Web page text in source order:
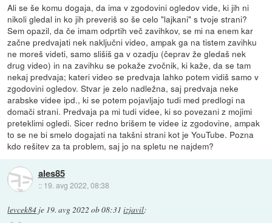
Ali se še komu dogaja, da ima v zgodovini ogledov vide, ki jih ni
nikoli gledal in ko jih preveriš so še celo "lajkani" s tvoje strani?
Sem opazil, da če imam odprtih več zavihkov, se mi na enem kar
začne predvajati nek naključni video, ampak ga na tistem zavihku
ne moreš videti, samo slišiš ga v ozadju (čeprav že gledaš nek
drug video) in na zavihku se pokaže zvočnik, ki kaže, da se tam
nekaj predvaja; kateri video se predvaja lahko potem vidiš samo v
zgodovini ogledov. Stvar je zelo nadležna, saj predvaja neke
arabske videe ipd., ki se potem pojavljajo tudi med predlogi na
domači strani. Predvaja pa mi tudi videe, ki so povezani z mojimi
preteklimi ogledi. Sicer redno brišem te videe iz zgodovine, ampak
to se ne bi smelo dogajati na takšni strani kot je YouTube. Pozna
kdo rešitev za ta problem, saj jo na spletu ne najdem?
ales85
:: 19. avg 2022, 08:38
levcek84 je 19. avg 2022 ob 08:31 izjavil: